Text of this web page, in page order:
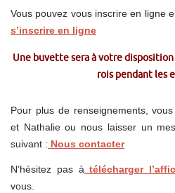
Vous pouvez vous inscrire en ligne
s’inscrire en ligne
Une buvette sera à votre
rois pendant les
Pour plus de renseignements,
et Nathalie ou nous laisser un
suivant : Nous contacter
N’hésitez pas àtélécharger
vous.